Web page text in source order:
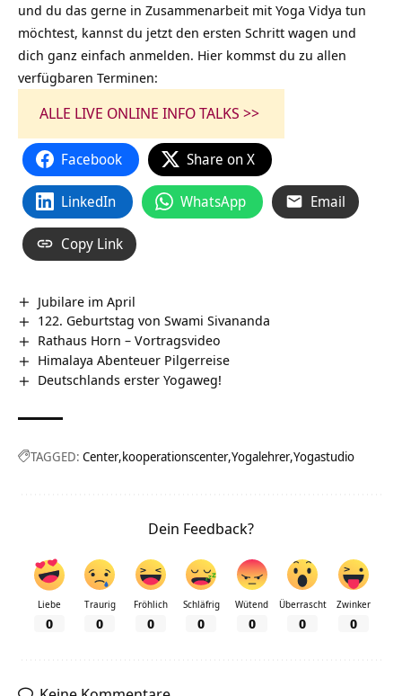
und du das gerne in Zusammenarbeit mit Yoga Vidya tun
möchtest, kannst du jetzt den ersten Schritt wagen und
dich ganz einfach anmelden. Hier kommst du zu allen
verfügbaren Terminen:
ALLE LIVE ONLINE INFO TALKS >>
Facebook Share on X
LinkedIn WhatsApp Email
Copy Link
Jubilare im April
122. Geburtstag von Swami Sivananda
Rathaus Horn‏‎ – Vortragsvideo
Himalaya Abenteuer Pilgerreise
Deutschlands erster Yogaweg!
TAGGED: Center kooperationscenter Yogalehrer Yogastudio
Dein Feedback?
Liebe
0
Traurig
0
Fröhlich
0
Schläfrig
0
Wütend
0
Überrascht
0
Zwinker
0